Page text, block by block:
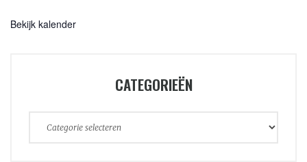
Bekijk kalender
CATEGORIEËN
Categorieën